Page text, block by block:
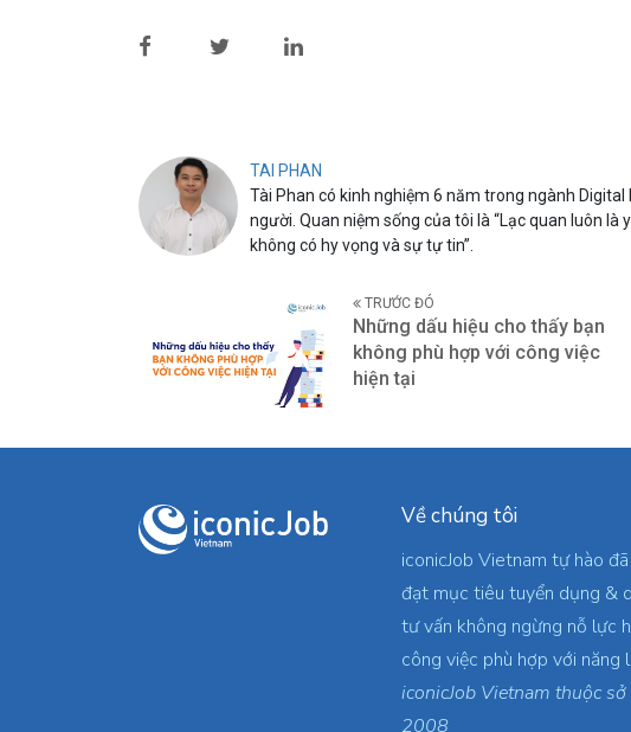
TAI PHAN
Tài Phan có kinh nghiệm 6 năm trong ngành
người. Quan niệm sống của tôi là “Lạc quan luôn
không có hy vọng và sự tự tin”.
TRƯỚC ĐÓ
Những dấu hiệu cho thấy bạn
không phù hợp với công việc
hiện tại
Về chúng tôi
iconicJob Vietnam tự hào
đạt mục tiêu tuyển dụng &
tư vấn không ngừng nỗ lực
công việc phù hợp với năng
iconicJob Vietnam thuộc
2008